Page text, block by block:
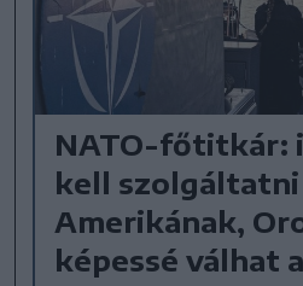
NATO-főtitkár:
kell szolgáltatni
Amerikának,
képessé válhat